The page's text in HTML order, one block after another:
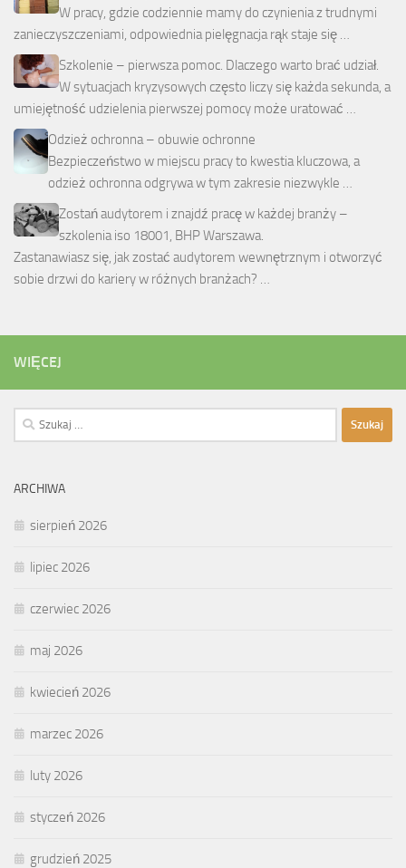
W pracy, gdzie codziennie mamy do czynienia z trudnymi
zanieczyszczeniami, odpowiednia pielęgnacja rąk staje się …
Szkolenie – pierwsza pomoc. Dlaczego warto brać udział.
W sytuacjach kryzysowych często liczy się każda sekunda, a
umiejętność udzielenia pierwszej pomocy może uratować …
Odzież ochronna – obuwie ochronne
Bezpieczeństwo w miejscu pracy to kwestia kluczowa, a
odzież ochronna odgrywa w tym zakresie niezwykle …
Zostań audytorem i znajdź pracę w każdej branży –
szkolenia iso 18001, BHP Warszawa.
Zastanawiasz się, jak zostać audytorem wewnętrznym i otworzyć
sobie drzwi do kariery w różnych branżach? …
WIĘCEJ
Szukaj:
ARCHIWA
sierpień 2026
lipiec 2026
czerwiec 2026
maj 2026
kwiecień 2026
marzec 2026
luty 2026
styczeń 2026
grudzień 2025